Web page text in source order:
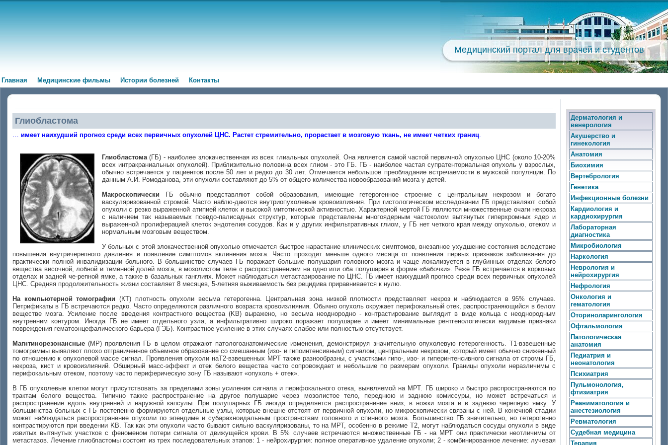
Медицинский портал для врачей и студентов
Главная Медицинские фильмы Истории болезней Контакты
Глиобластома
… имеет наихудший прогноз среди всех первичных опухолей ЦНС. Растет стремительно, прорастает в мозговую ткань, не имеет четких границ.
Глиобластома(ГБ) - наиболее злокачественная из всех глиальных опухолей. Она является самой частой первичной опухолью ЦНС (около 10-20%
всех интракраниальных опухолей). Приблизительно половина всех глиом - это ГБ. ГБ - наиболее частая супратенториальная опухоль у взрослых,
обычно встречается у пациентов после 50 лет и редко до 30 лет. Отмечается небольшое преобладание встречаемости в мужской популяции. По
данным А.И. Ромоданова, эти опухоли составляют до 5% от общего количества новообразований мозга у детей.
Макроскопически ГБ обычно представляют собой образования, имеющие гетерогенное строение с центральным некрозом и богато
васкуляризованной стромой. Часто наблю-даются внутриопухолевые кровоизлияния. При гистологическом исследовании ГБ представляют собой
опухоли с резко выраженной атипией клеток и высокой митотической активностью. Характерной чертой ГБ являются множественные очаги некроза
с наличием так называемых псевдо-палисадных структур, которые представлены многоядерным частоколом вытянутых гиперхромных ядер и
выраженной пролиферацией клеток эндотелия сосудов. Как и у других инфильтративных глиом, у ГБ нет четкого края между опухолью, отеком и
нормальным мозговым веществом.
У больных с этой злокачественной опухолью отмечается быстрое нарастание клинических симптомов, внезапное ухудшение состояния вследствие
повышения внутричерепного давления и появление симптомов вклинения мозга. Часто проходит меньше одного месяца от появления первых признаков заболевания до
практически полной инвалидизации больного. В большинстве случаев ГБ поражает большие полушария головного мозга и чаще локализуется в глубинных отделах белого
вещества височной, лобной и теменной долей мозга, в мозолистом теле с распространением на одно или оба полушария в форме «бабочки». Реже ГБ встречается в корковых
отделах и задней че-репной ямке, а также в базальных ганглиях. Может наблюдаться метастазирование по ЦНС. ГБ имеет наихудший прогноз среди всех первичных опухолей
ЦНС. Средняя продолжительность жизни составляет 8 месяцев, 5-летняя выживаемость без рецидива приравнивается к нулю.
На компьютерной томографии (КТ) плотность опухоли весьма гетерогенна. Центральная зона низкой плотности представляет некроз и наблюдается в 95% случаев.
Петрификаты в ГБ встречаются редко. Часто определяются различного возраста кровоизлияния. Обычно опухоль окружает перифокальный отек, распространяющийся в белом
веществе мозга. Усиление после введения контрастного вещества (KB) выражено, но весьма неоднородно - контрастирование выглядит в виде кольца с неоднородным
внутренним контуром. Иногда ГБ не имеет отдельного узла, а инфильтративно широко поражает полушарие и имеет минимальные рентгенологически видимые признаки
повреждения гематоэнцефалического барьера (ГЭБ). Контрастное усиление в этих случаях слабое или полностью отсутствует.
Магнтинорезонансные (МР) проявления ГБ в целом отражают патологоанатомические изменения, демонстрируя значительную опухолевую гетерогенность. Т1-взвешенные
томограммы выявляют плохо отграниченное объемное образование со смешанным (изо- и гипоинтенсивным) сигналом, центральным некрозом, который имеет обычно сниженный
по отношению к опухолевой массе сигнал. Проявления опухоли наТ2-взвешенных МРТ также разнообразны, с участками гипо-, изо- и гиперинтенсивного сигнала от стромы ГБ,
некроза, кист и кровоизлияний. Обширный масс-эффект и отек белого вещества часто сопровождает и небольшие по размерам опухоли. Границы опухоли неразличимы с
перифокальным отеком, поэтому часто периферическую зону ГБ называют «опухоль + отек».
В ГБ опухолевые клетки могут присутствовать за пределами зоны усиления сигнала и перифокального отека, выявляемой на МРТ. ГБ широко и быстро распространяются по
трактам белого вещества. Типично также распространение на другое полушарие через мозолистое тело, переднюю и заднюю комиссуры, но может встречаться и
распространение вдоль внутренней и наружной капсулы. При полушарных ГБ иногда определяется распространение вниз, в ножки мозга и в заднюю черепную ямку. У
большинства больных с ГБ постепенно формируются отдельные узлы, которые внешне отстоят от первичной опухоли, но микроскопически связаны с ней. В конечной стадии
может наблюдаться распространение опухоли по эпендиме и субарахноидальным пространствам головного и спинного мозга. Большинство ГБ значительно, но гетерогенно
контрастируются при введении KB. Так как эти опухоли часто бывают сильно васкуляризованы, то на МРТ, особенно в режиме Т2, могут наблюдаться сосуды опухоли в виде
извитых вытянутых участков с феноменом потери сигнала от движущейся крови. В 5% случаев встречаются множественные ГБ - на МРТ они практически неотличимы от
метастазов. Лечение глиобластомы состоит из трех последовательных этапов: 1 - нейрохирургия: полное оперативное удаление опухоли; 2 - комбинированное лечение: лучевая
Дерматология и
венерология
Акушерство и
гинекология
Анатомия
Биохимия
Вертебрология
Генетика
Инфекционные болезни
Кардиология и
кардиохирургия
Лабораторная
диагностика
Микробиология
Наркология
Неврология и
нейрохирургия
Нефрология
Онкология и
гематология
Оториноларингология
Офтальмология
Патологическая
анатомия
Педиатрия и
неонатология
Психиатрия
Пульмонология,
фтизиатрия
Реаниматология и
анестезиология
Ревматология
Судебная медицина
Терапия